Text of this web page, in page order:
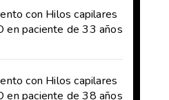
con Hilos capilares
en paciente de 33 años
con Hilos capilares
en paciente de 38 años